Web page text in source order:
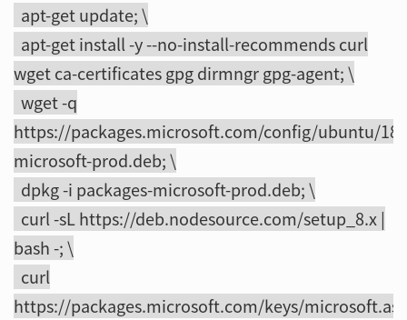
apt-get update; \
apt-get install -y --no-install-recommends curl
wget ca-certificates gpg dirmngr gpg-agent; \
wget -q
https://packages.microsoft.com/config/ubuntu/
microsoft-prod.deb; \
dpkg -i packages-microsoft-prod.deb; \
curl -sL https://deb.nodesource.com/setup_8.x |
bash -; \
curl
https://packages.microsoft.com/keys/microsoft.asc